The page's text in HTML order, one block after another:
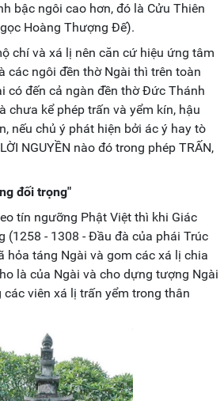
bậc ngôi cao hơn, đó là Cửu Thiên
Hoàng Thượng Đế).
chí và xá lị nên căn cứ hiệu ứng tâm
các ngôi đền thờ Ngài thì trên toàn
có đến cả ngàn đền thờ Đức Thánh
chưa kể phép trấn và yểm kín, hậu
nếu chủ ý phát hiện bởi ác ý hay tò
NGUYỀN nào đó trong phép TRẤN,
đối trọng"
tín ngưỡng Phật Việt thì khi Giác
(1258 - 1308 - Đầu đà của phái Trúc
hỏa táng Ngài và gom các xá lị chia
là của Ngài và cho dựng tượng Ngài
viên xá lị trấn yểm trong thân